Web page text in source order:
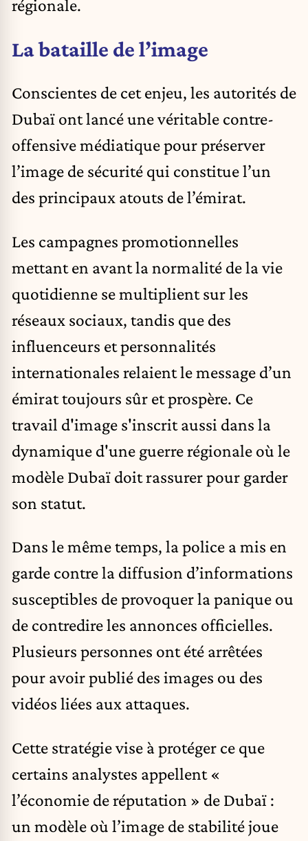
régionale.
La bataille de l’image
Conscientes de cet enjeu, les autorités de
Dubaï ont lancé une véritable contre-
offensive médiatique pour préserver
l’image de sécurité qui constitue l’un
des principaux atouts de l’émirat.
Les campagnes promotionnelles
mettant en avant la normalité de la vie
quotidienne se multiplient sur les
réseaux sociaux, tandis que des
influenceurs et personnalités
internationales relaient le message d’un
émirat toujours sûr et prospère. Ce
travail d'image s'inscrit aussi dans la
dynamique d'une guerre régionale où le
modèle Dubaï doit rassurer pour garder
son statut.
Dans le même temps, la police a mis en
garde contre la diffusion d’informations
susceptibles de provoquer la panique ou
de contredire les annonces officielles.
Plusieurs personnes ont été arrêtées
pour avoir publié des images ou des
vidéos liées aux attaques.
Cette stratégie vise à protéger ce que
certains analystes appellent «
l’économie de réputation » de Dubaï :
un modèle où l’image de stabilité joue